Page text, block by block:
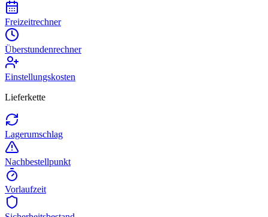
Freizeitrechner
Überstundenrechner
Einstellungskosten
Lieferkette
Lagerumschlag
Nachbestellpunkt
Vorlaufzeit